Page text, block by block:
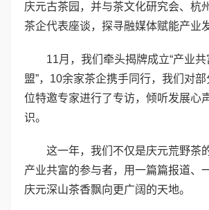
庆元古茶园，并与茶文化研究会、杭
茶企代表座谈，探寻融媒体赋能产业
11月，我们牵头揭牌成立“产业
盟”，10余家茶企携手同行，我们对
位特邀专家进行了专访，倾听发展心
识。
这一年，我们不仅是庆元荒野茶
产业共富的参与者，用一篇篇报道、
庆元深山茶香飘向更广阔的天地。